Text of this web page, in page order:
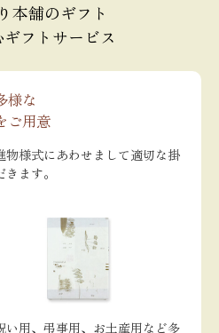
本舗のギフト
フトサービス
様な
ご用意
物様式にあわせまして適切な掛
ます。
い用、弔事用、お土産用など多